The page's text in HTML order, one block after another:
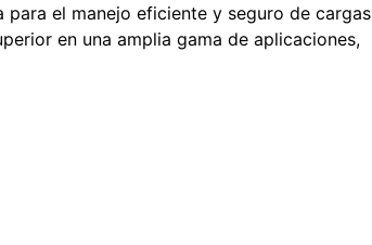
el manejo eficiente y seguro de cargas
en una amplia gama de aplicaciones,